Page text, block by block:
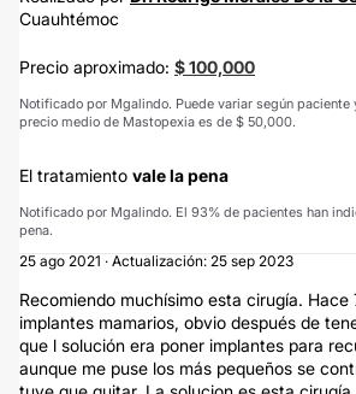
Cuauhtémoc
Precio aproximado: $ 100,000
Notificado por Mgalindo. Puede variar según paciente
precio medio de Mastopexia es de $ 50,000.
El tratamiento vale la pena
Notificado por Mgalindo. El 93% de pacientes han
pena.
25 ago 2021 · Actualización: 25 sep 2023
Recomiendo muchísimo esta cirugía. Hace
implantes mamarios, obvio después de
que l solución era poner implantes para
aunque me puse los más pequeños se